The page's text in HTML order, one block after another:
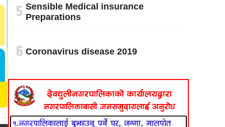
५ Sensible Medical insurance
Preparations
६ Coronavirus disease 2019